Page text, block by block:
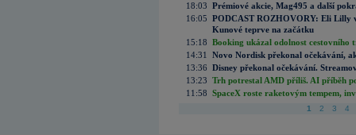
18:03 Prémiové akcie, Mag495 a další
16:05 PODCAST ROZHOVORY: Eli Lilly
Kunové teprve na začátku
15:18 Booking ukázal odolnost cestovního
14:31
Novo Nordisk překonal očekávání,
13:36 Disney překonal očekávání.
13:23 Trh potrestal AMD příliš. AI příběh
11:58 SpaceX roste raketovým tempem,
1 2 3 4